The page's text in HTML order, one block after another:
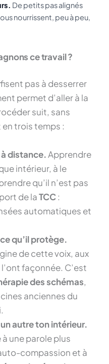
De petits pas alignés
nourrissent, peu à peu,
ce travail ?
pas à desserrer
permet d’aller à la
suit, sans
trois temps :
distance.Apprendre
intérieur, à le
qu’il n’est pas
de laTCC:
automatiques et
qu’il protège.
de cette voix, aux
façonnée. C’est
des schémas,
anciennes du
autre ton intérieur.
à une parole plus
compassion et à